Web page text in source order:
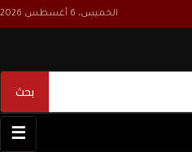
الخميس، 6 أغسطس 2026
بحث
☰